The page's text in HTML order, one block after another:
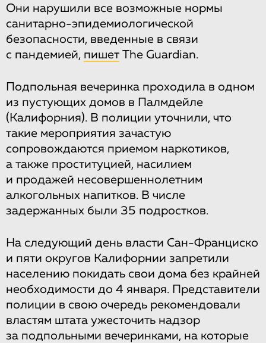
Они нарушили все возможные нормы
санитарно-эпидемиологической
безопасности, введенные в связи
с пандемией, пишет The Guardian.
Подпольная вечеринка проходила в одном
из пустующих домов в Палмдейле
(Калифорния). В полиции уточнили, что
такие мероприятия зачастую
сопровождаются приемом наркотиков,
а также проституцией, насилием
и продажей несовершеннолетним
алкогольных напитков. В числе
задержанных были 35 подростков.
На следующий день власти Сан-Франциско
и пяти округов Калифорнии запретили
населению покидать свои дома без крайней
необходимости до 4 января. Представители
полиции в свою очередь рекомендовали
властям штата ужесточить надзор
за подпольными вечеринками, на которые